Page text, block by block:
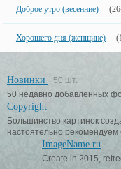
Доброе утро (весенние)
Хорошего дня (женщине)
Новинки
50 шт.
50 недавно добавленных
Copyright
Большинство картинок
настоятельно рекомендуем
ImageName.ru
Create in 2015,